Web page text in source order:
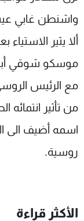
واشنطن غابي
ألا يثير
موسكو شوقي
مع الرئيس
من تأثير
اسمه أضيف الى
روسية.
الأكثر قراءة
عن MTV
الإنـتـاج
لاعلاناتكم